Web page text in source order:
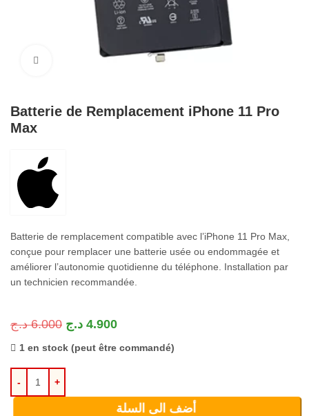
Cliquez pour agrandir
Batterie de Remplacement iPhone 11 Pro
Max
Batterie de remplacement compatible avec l’iPhone 11 Pro Max,
conçue pour remplacer une batterie usée ou endommagée et
améliorer l’autonomie quotidienne du téléphone. Installation par
un technicien recommandée.
6.000 د.ج 4.900 د.ج
1 en stock (peut être commandé)
أضف الى السلة